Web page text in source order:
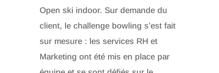
Open ski indoor. Sur demande du
client, le challenge bowling s’est fait
sur mesure : les services RH et
Marketing ont été mis en place par